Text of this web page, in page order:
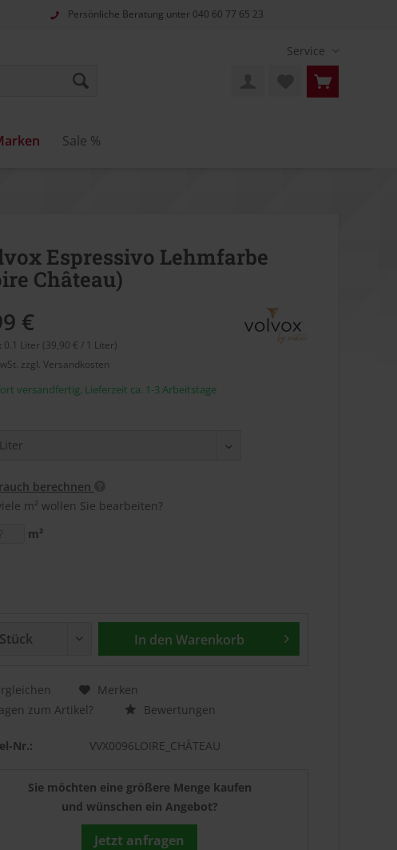
Persönliche Beratung unter 040 60 77 65 23
Service
Sale %
Espressivo Lehmfarbe
Château)
€
0.1 Liter (39,90 € / 1 Liter)
zzgl. Versandkosten
versandfertig, Lieferzeit ca. 1-3 Arbeitstage
berechnen
m² wollen Sie bearbeiten?
m²
In den Warenkorb
Merken
zum Artikel?
Bewertungen
Nr.: VVX0096LOIRE_CHÂTEAU
Sie möchten eine größere Menge kaufen
und wünschen ein Angebot?
Jetzt anfragen